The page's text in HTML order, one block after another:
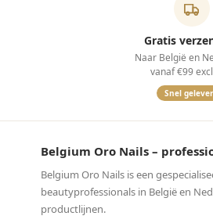
Gratis
Naar België en
vanaf €99
Snel
Belgium Oro Nails –
Belgium Oro Nails is een
beautyprofessionals in België en
productlijnen.